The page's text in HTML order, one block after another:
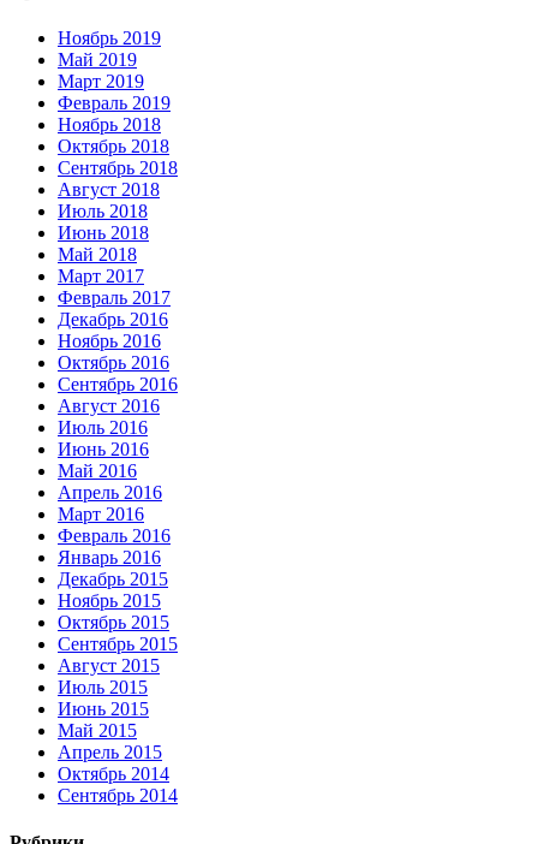
Ноябрь 2019
Май 2019
Март 2019
Февраль 2019
Ноябрь 2018
Октябрь 2018
Сентябрь 2018
Август 2018
Июль 2018
Июнь 2018
Май 2018
Март 2017
Февраль 2017
Декабрь 2016
Ноябрь 2016
Октябрь 2016
Сентябрь 2016
Август 2016
Июль 2016
Июнь 2016
Май 2016
Апрель 2016
Март 2016
Февраль 2016
Январь 2016
Декабрь 2015
Ноябрь 2015
Октябрь 2015
Сентябрь 2015
Август 2015
Июль 2015
Июнь 2015
Май 2015
Апрель 2015
Октябрь 2014
Сентябрь 2014